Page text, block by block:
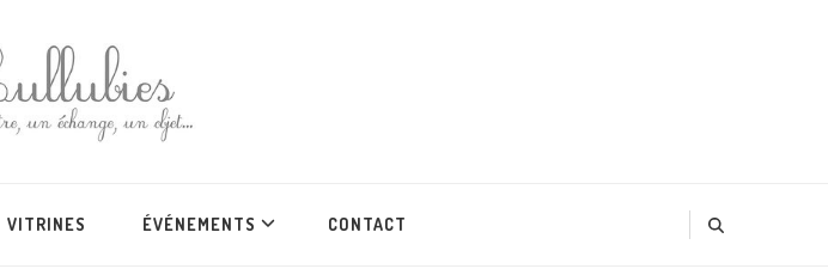
VITRINES ÉVÉNEMENTS CONTACT